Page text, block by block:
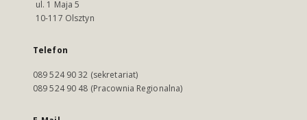
ul. 1 Maja 5
10-117 Olsztyn
Telefon
089 524 90 32 (sekretariat)
089 524 90 48 (Pracownia Regionalna)